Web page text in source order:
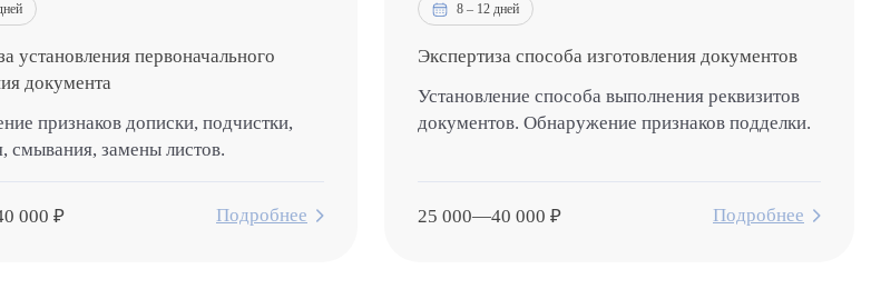
установления первоначального
документа
признаков дописки, подчистки,
смывания, замены листов.
000 ₽ Подробнее
8 – 12 дней
Экспертиза способа изготовления документов
Установление способа выполнения реквизитов
документов. Обнаружение признаков подделки.
25 000—40 000 ₽ Подробнее